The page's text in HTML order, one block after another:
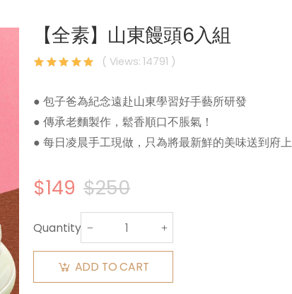
【全素】山東饅頭6入組
( Views: 14791 )
● 包子爸為紀念遠赴山東學習好手藝所研發
● 傳承老麵製作，鬆香順口不脹氣！
● 每日凌晨手工現做，只為將最新鮮的美味送到府上
$149 $250
Quantity:
ADD TO CART